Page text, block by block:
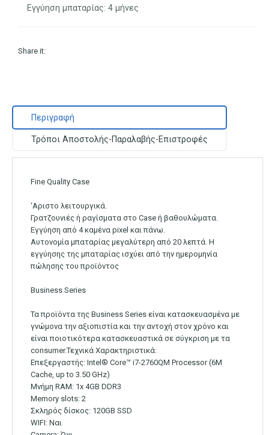
Εγγύηση μπαταρίας: 4 μήνες
Share it:
Περιγραφή
Τρόποι Αποστολής-Παραλαβής-Επιστροφές
Fine Quality Case
‘Αριστο λειτουργικά.
Γρατζουνιές ή ραγίσματα στο Case ή βαθουλώματα.
Εγγύηση από 4 καμένα pixel και πάνω.
Αυτονομία μπαταρίας μεγαλύτερη από 20 λεπτά. Η
εγγύησης της μπαταρίας ισχύει από την ημερομηνία
πώλησης του προϊόντος
Business Series
Τα προϊόντα της Business Series είναι κατασκευασμένα με
γνώμονα την αξιοπιστία και την αντοχή στον χρόνο και
είναι ποιοτικότερα κατασκευαστικά σε σύγκριση με τα
consumer.Τεχνικά Χαρακτηριστικά:
Επεξεργαστής: Intel® Core™ i7-2760QM Processor (6M
Cache, up to 3.50 GHz)
Μνήμη RAM: 1x 4GB DDR3
Memory slots: 2
Σκληρός δίσκος: 120GB SSD
WIFI: Ναι